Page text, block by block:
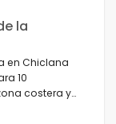
la
en Chiclana
10
costera y